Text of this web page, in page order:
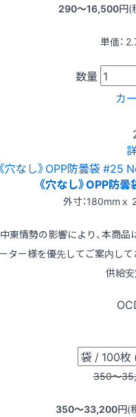
290〜16,500円(
単価：
数量
カ
《穴なし》OPP防
外寸：180mm x
東情勢の影響により、本商
ター様を優先してご案内して
供給
350〜
350〜33,200円(